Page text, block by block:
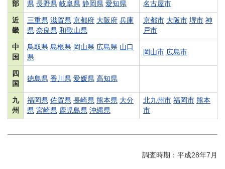
部
県 長野県 岐阜県 静岡県 愛知県
名古屋市
近
畿
三重県 滋賀県 京都府 大阪府 兵庫
県 奈良県 和歌山県
京都市 大阪市 堺市 神
戸市
中
国
鳥取県 島根県 岡山県 広島県 山口
県
岡山市 広島市
四
国
徳島県 香川県 愛媛県 高知県
九
州
福岡県 佐賀県 長崎県 熊本県 大分
県 宮崎県 鹿児島県 沖縄県
北九州市 福岡市 熊本
市
調査時期：平成28年7月